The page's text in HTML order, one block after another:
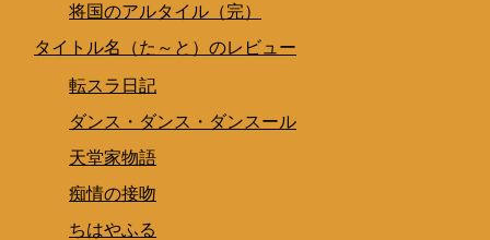
将国のアルタイル（完）
タイトル名（た～と）のレビュー
転スラ日記
ダンス・ダンス・ダンスール
天堂家物語
痴情の接吻
ちはやふる